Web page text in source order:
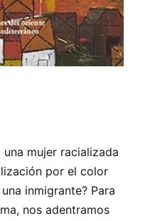
mujer racializada
por el color
inmigrante? Para
nos adentramos